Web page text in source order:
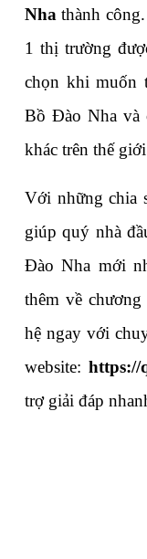
Nha thành
1 thị trường
chọn khi muốn
Bồ Đào Nha và
khác trên thế
Với những chia
giúp quý nhà
Đào Nha mới
thêm về
hệ ngay với
website: https://
trợ giải đáp